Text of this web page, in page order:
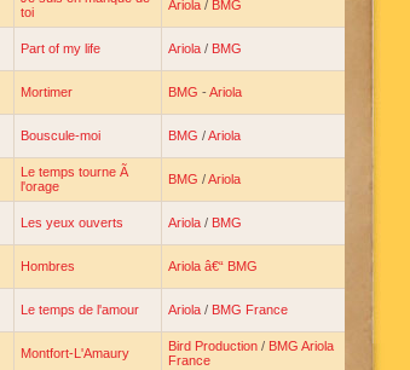
toi
Ariola / BMG
Part of my life Ariola / BMG
Mortimer BMG -Ariola
Bouscule-moi BMG /Ariola
Le temps tourne Ã
l'orage
BMG /Ariola
Les yeux ouverts Ariola / BMG
Hombres Ariola â€“ BMG
Le temps de l'amour Ariola / BMG France
Montfort-L'Amaury Bird Production / BMG Ariola
France